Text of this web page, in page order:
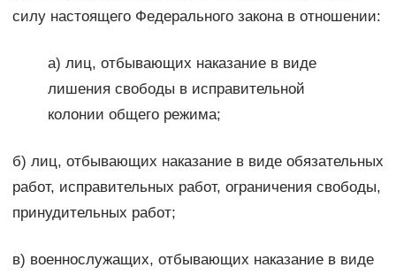
силу настоящего Федерального закона в отношении:
а) лиц, отбывающих наказание в виде
лишения свободы в исправительной
колонии общего режима;
б) лиц, отбывающих наказание в виде обязательных
работ, исправительных работ, ограничения свободы,
принудительных работ;
в) военнослужащих, отбывающих наказание в виде